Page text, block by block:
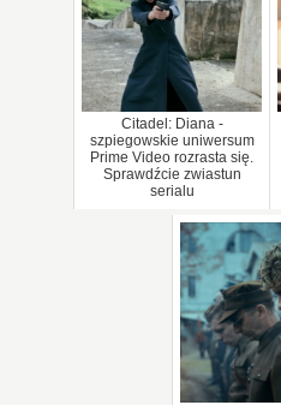
Citadel: Diana -
szpiegowskie uniwersum
Prime Video rozrasta się.
Sprawdźcie zwiastun
serialu